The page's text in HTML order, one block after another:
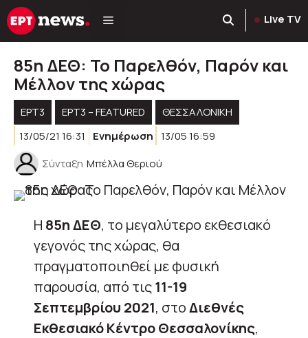
Μετάβαση
σε
Live TV
85η ΔΕΘ: Το Παρελθόν, Παρόν και
Μέλλον της χώρας
ΕΡΤ3 ΕΡΤ3 – FEATURED
ΘΕΣΣΑΛΟΝΙΚΗ
13/05/21 16:31
Ενημέρωση 13/05 16:59
Σύνταξη Μπέλλα Θεριού
Η 85η ΔΕΘ, το μεγαλύτερο εκθεσιακό
γεγονός της χώρας, θα
πραγματοποιηθεί με φυσική
παρουσία, από τις11-19
Σεπτεμβρίου 2021, στοΔιεθνές
Εκθεσιακό Κέντρο Θεσσαλονίκης,